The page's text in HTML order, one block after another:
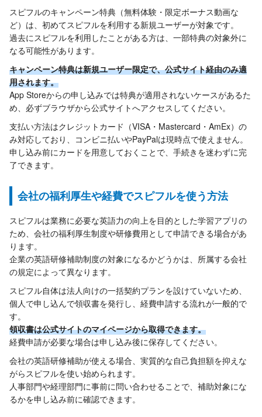
スピフルのキャンペーン特典（無料体験・限定ボーナス動画な
ど）は、初めてスピフルを利用する新規ユーザーが対象です。
過去にスピフルを利用したことがある方は、一部特典の対象外に
なる可能性があります。
キャンペーン特典は新規ユーザー限定で、公式サイト経由のみ適
用されます。
App Storeからの申し込みでは特典が適用されないケースがあるた
め、必ずブラウザから公式サイトへアクセスしてください。
支払い方法はクレジットカード（VISA・Mastercard・AmEx）の
み対応しており、コンビニ払いやPayPalは現時点で使えません。
申し込み前にカードを用意しておくことで、手続きを迷わずに完
了できます。
会社の福利厚生や経費でスピフルを使う方法
スピフルは業務に必要な英語力の向上を目的とした学習アプリの
ため、会社の福利厚生制度や研修費用として申請できる場合があ
ります。
企業の英語研修補助制度の対象になるかどうかは、所属する会社
の規定によって異なります。
スピフル自体は法人向けの一括契約プランを設けていないため、
個人で申し込んで領収書を発行し、経費申請する流れが一般的で
す。
領収書は公式サイトのマイページから取得できます。
経費申請が必要な場合は申し込み後に保存してください。
会社の英語研修補助が使える場合、実質的な自己負担額を抑えな
がらスピフルを使い始められます。
人事部門や経理部門に事前に問い合わせることで、補助対象にな
るかを申し込み前に確認できます。